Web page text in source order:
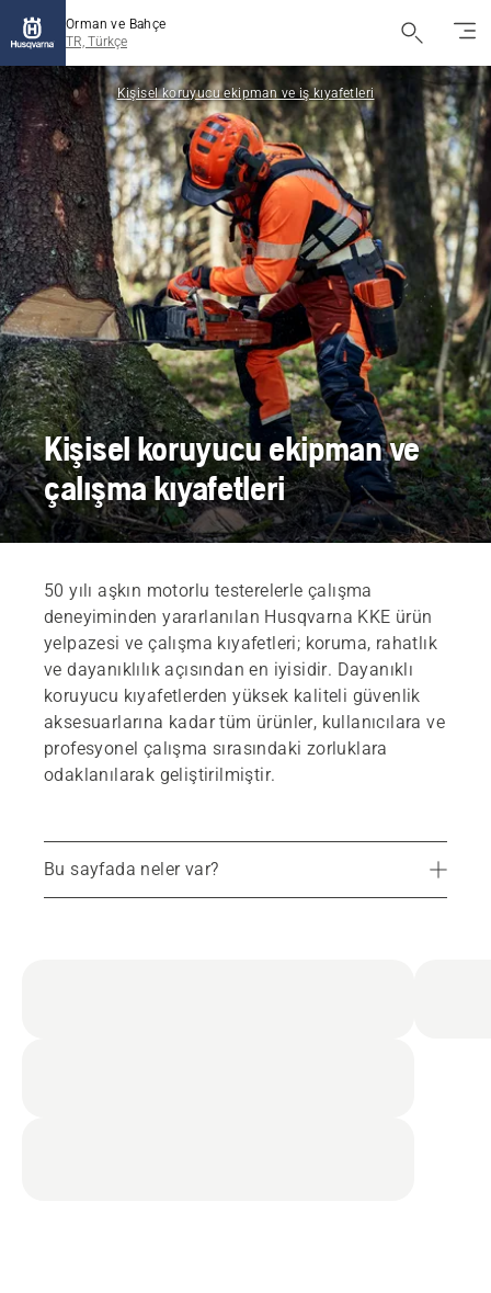
Orman ve Bahçe
TR, Türkçe
Kişisel koruyucu ekipman ve iş kıyafetleri
Kişisel koruyucu ekipman ve
çalışma kıyafetleri
50 yılı aşkın motorlu testerelerle çalışma
deneyiminden yararlanılan Husqvarna KKE ürün
yelpazesi ve çalışma kıyafetleri; koruma, rahatlık
ve dayanıklılık açısından en iyisidir. Dayanıklı
koruyucu kıyafetlerden yüksek kaliteli güvenlik
aksesuarlarına kadar tüm ürünler, kullanıcılara ve
profesyonel çalışma sırasındaki zorluklara
odaklanılarak geliştirilmiştir.
Bu sayfada neler var?
Çalışma kıyafetleri ve koruyucu kıyafet hakkında